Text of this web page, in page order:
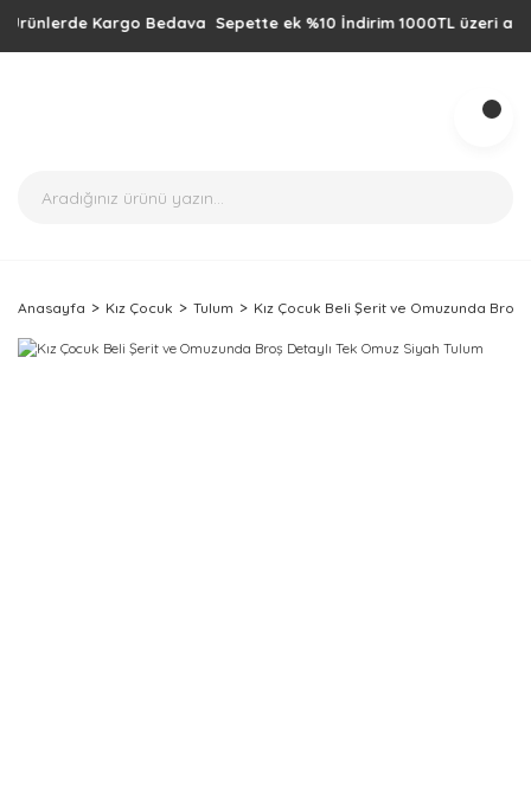
Kargo Bedava Sepette ek %10 İndirim 1000TL üzeri
Anasayfa Kız Çocuk Tulum Kız Çocuk Beli Şerit ve Omuzunda Broş